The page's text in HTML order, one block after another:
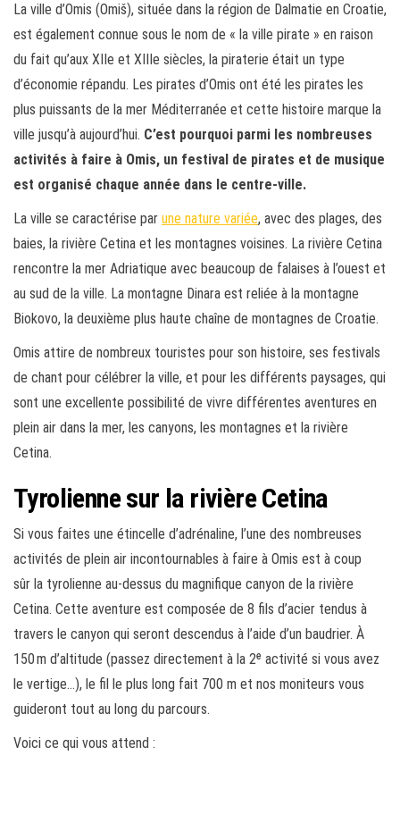
La ville d’Omis (Omiš), située dans la région de Dalmatie en Croatie,
est également connue sous le nom de « la ville pirate » en raison
du fait qu’aux XIIe et XIIIe siècles, la piraterie était un type
d’économie répandu. Les pirates d’Omis ont été les pirates les
plus puissants de la mer Méditerranée et cette histoire marque la
ville jusqu’à aujourd’hui. C’est pourquoi parmi les nombreuses
activités à faire à Omis, un festival de pirates et de musique
est organisé chaque année dans le centre-ville.
La ville se caractérise par une nature variée, avec des plages, des
baies, la rivière Cetina et les montagnes voisines. La rivière Cetina
rencontre la mer Adriatique avec beaucoup de falaises à l’ouest et
au sud de la ville. La montagne Dinara est reliée à la montagne
Biokovo, la deuxième plus haute chaîne de montagnes de Croatie.
Omis attire de nombreux touristes pour son histoire, ses festivals
de chant pour célébrer la ville, et pour les différents paysages, qui
sont une excellente possibilité de vivre différentes aventures en
plein air dans la mer, les canyons, les montagnes et la rivière
Cetina.
Tyrolienne sur la rivière Cetina
Si vous faites une étincelle d’adrénaline, l’une des nombreuses
activités de plein air incontournables à faire à Omis est à coup
sûr la tyrolienne au-dessus du magnifique canyon de la rivière
Cetina. Cette aventure est composée de 8 fils d’acier tendus à
travers le canyon qui seront descendus à l’aide d’un baudrier. À
150 m d’altitude (passez directement à la 2ᵉ activité si vous avez
le vertige…), le fil le plus long fait 700 m et nos moniteurs vous
guideront tout au long du parcours.
Voici ce qui vous attend :